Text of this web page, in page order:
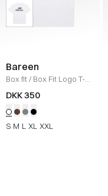
Bareen
Box fit/ Box Fit Logo T-
shirt /WHITE
DKK 350
S M L XL XXL